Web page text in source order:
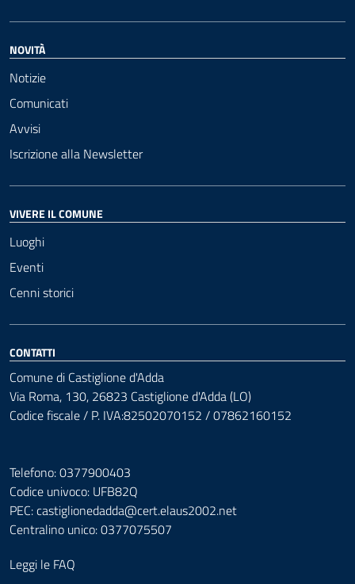
NOVITÀ
Notizie
Comunicati
Avvisi
Iscrizione alla Newsletter
VIVERE IL COMUNE
Luoghi
Eventi
Cenni storici
CONTATTI
Comune di Castiglione d'Adda
Via Roma, 130, 26823 Castiglione d'Adda (LO)
Codice fiscale / P. IVA:82502070152 / 07862160152
Telefono: 0377900403
Codice univoco: UFB82Q
PEC:castiglionedadda@cert.elaus2002.net
Centralino unico: 0377075507
Leggi le FAQ